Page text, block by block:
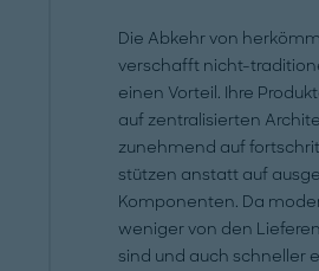
Die Abkehr von
verschafft nicht-
einen Vorteil. Ihre
auf zentralisierten
zunehmend auf
stützen anstatt auf
Komponenten. Da
weniger von den
sind und auch schneller